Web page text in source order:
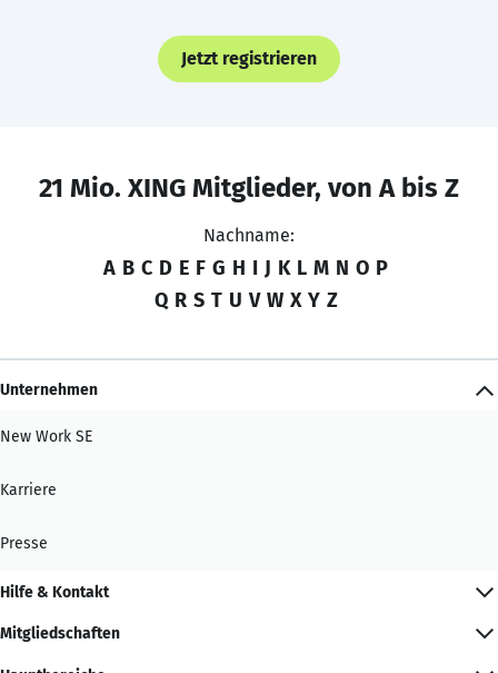
Jetzt registrieren
21 Mio. XING Mitglieder, von A bis Z
Nachname:
A B C D E F G H I J K L M N O P
Q R S T U V W X Y Z
Unternehmen
New Work SE
Karriere
Presse
Hilfe & Kontakt
Mitgliedschaften